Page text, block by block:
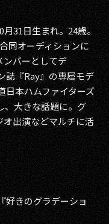
31日生まれ。24歳。
同オーディションに
ンバーとしてデ
誌『Ray』の専属モデ
日本ハムファイターズ
、大きな話題に。グ
オ出演などマルチに活
好きのグラデーショ